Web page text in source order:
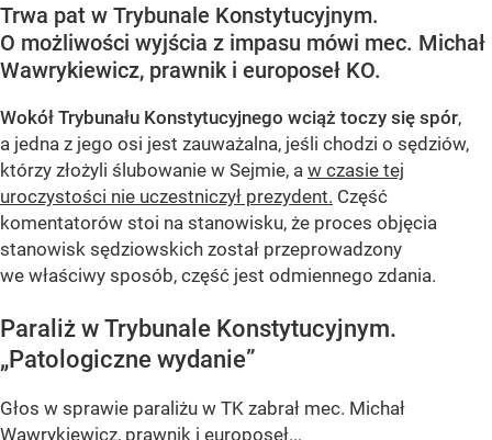
Trwa pat w Trybunale Konstytucyjnym.
O możliwości wyjścia z impasu mówi mec. Michał
Wawrykiewicz, prawnik i europoseł KO.
Wokół Trybunału Konstytucyjnego wciąż toczy się spór,
a jedna z jego osi jest zauważalna, jeśli chodzi o sędziów,
którzy złożyli ślubowanie w Sejmie, a w czasie tej
uroczystości nie uczestniczył prezydent. Część
komentatorów stoi na stanowisku, że proces objęcia
stanowisk sędziowskich został przeprowadzony
we właściwy sposób, część jest odmiennego zdania.
Paraliż w Trybunale Konstytucyjnym.
„Patologiczne wydanie”
Głos w sprawie paraliżu w TK zabrał mec. Michał
Wawrykiewicz, prawnik i europoseł...